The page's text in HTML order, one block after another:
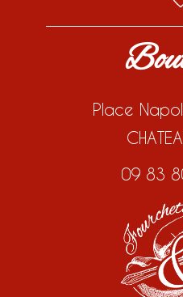
Place
09 83